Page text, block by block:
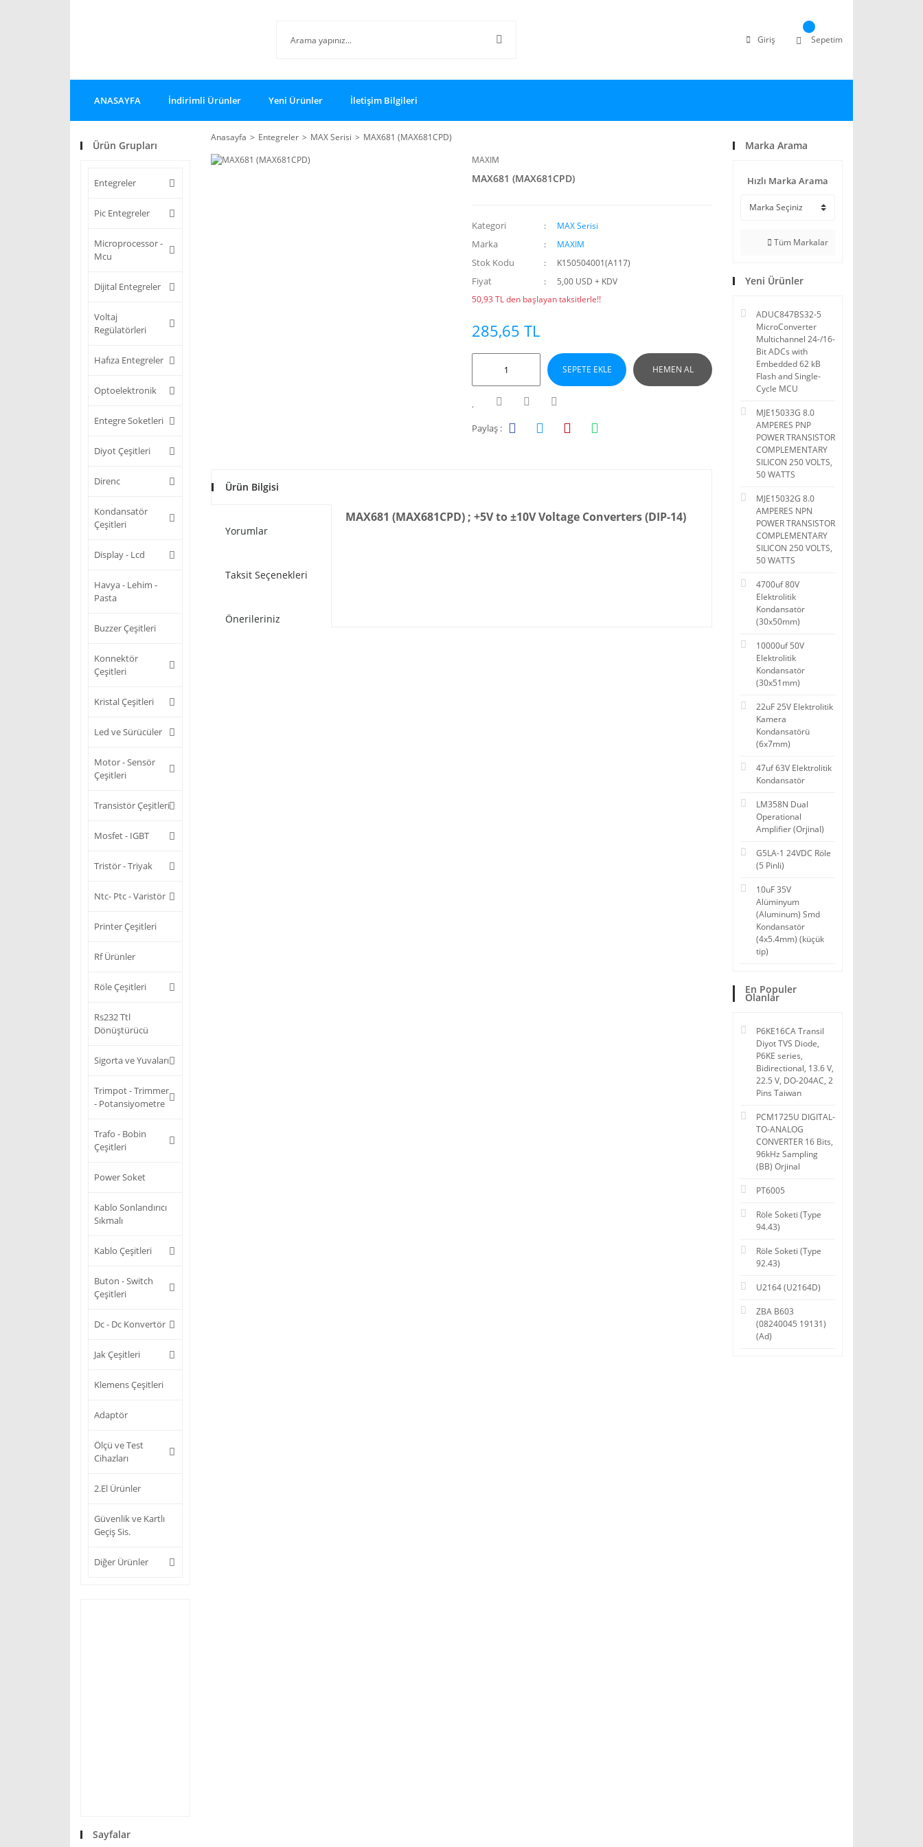
Giriş Sepetim
ANASAYFA İndirimli Ürünler Yeni Ürünler İletişim Bilgileri
Ürün Grupları
Entegreler
Pic Entegreler
Microprocessor -
Mcu
Dijital Entegreler
Voltaj
Regülatörleri
Hafıza Entegreler
Optoelektronik
Entegre Soketleri
Diyot Çeşitleri
Direnc
Kondansatör
Çeşitleri
Display - Lcd
Havya - Lehim -
Pasta
Buzzer Çeşitleri
Konnektör
Çeşitleri
Kristal Çeşitleri
Led ve Sürücüler
Motor - Sensör
Çeşitleri
Transistör Çeşitleri
Mosfet - IGBT
Tristör - Triyak
Ntc- Ptc - Varistör
Printer Çeşitleri
Rf Ürünler
Röle Çeşitleri
Rs232 Ttl
Dönüştürücü
Sigorta ve Yuvaları
Trimpot - Trimmer
- Potansiyometre
Trafo - Bobin
Çeşitleri
Power Soket
Kablo Sonlandırıcı
Sıkmalı
Kablo Çeşitleri
Buton - Switch
Çeşitleri
Dc - Dc Konvertör
Jak Çeşitleri
Klemens Çeşitleri
Adaptör
Ölçü ve Test
Cihazları
2.El Ürünler
Güvenlik ve Kartlı
Geçiş Sis.
Diğer Ürünler
Sayfalar
Anasayfa Entegreler MAX Serisi
MAX681 (MAX681CPD)
MAXIM
MAX681 (MAX681CPD)
Kategori MAX Serisi
Marka MAXIM
Stok Kodu K150504001(A117)
Fiyat
5,00 USD + KDV
50,93 TL den başlayan taksitlerle!!
285,65 TL
SEPETE EKLE HEMEN AL
Paylaş :
Ürün Bilgisi
Yorumlar
Taksit Seçenekleri
Önerileriniz
MAX681 (MAX681CPD) ; +5V to ±10V Voltage Converters (DIP-14)
Marka Arama
Hızlı Marka Arama
Tüm Markalar
Yeni Ürünler
ADUC847BS32-5
MicroConverter
Multichannel 24-/16-
Bit ADCs with
Embedded 62 kB
Flash and Single-
Cycle MCU
MJE15033G 8.0
AMPERES PNP
POWER TRANSISTOR
COMPLEMENTARY
SILICON 250 VOLTS,
50 WATTS
MJE15032G 8.0
AMPERES NPN
POWER TRANSISTOR
COMPLEMENTARY
SILICON 250 VOLTS,
50 WATTS
4700uf 80V
Elektrolitik
Kondansatör
(30x50mm)
10000uf 50V
Elektrolitik
Kondansatör
(30x51mm)
22uF 25V Elektrolitik
Kamera
Kondansatörü
(6x7mm)
47uf 63V Elektrolitik
Kondansatör
LM358N Dual
Operational
Amplifier (Orjinal)
G5LA-1 24VDC Röle
(5 Pinli)
10uF 35V
Alüminyum
(Aluminum) Smd
Kondansatör
(4x5.4mm) (küçük
tip)
En Populer
Olanlar
P6KE16CA Transil
Diyot TVS Diode,
P6KE series,
Bidirectional, 13.6 V,
22.5 V, DO-204AC, 2
Pins Taiwan
PCM1725U DIGITAL-
TO-ANALOG
CONVERTER 16 Bits,
96kHz Sampling
(BB) Orjinal
PT6005
Röle Soketi (Type
94.43)
Röle Soketi (Type
92.43)
U2164 (U2164D)
ZBA B603
(08240045 19131)
(Ad)